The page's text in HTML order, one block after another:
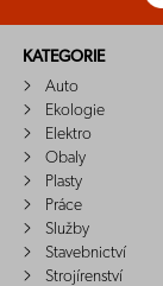
KATEGORIE
Auto
Ekologie
Elektro
Obaly
Plasty
Práce
Služby
Stavebnictví
Strojírenství